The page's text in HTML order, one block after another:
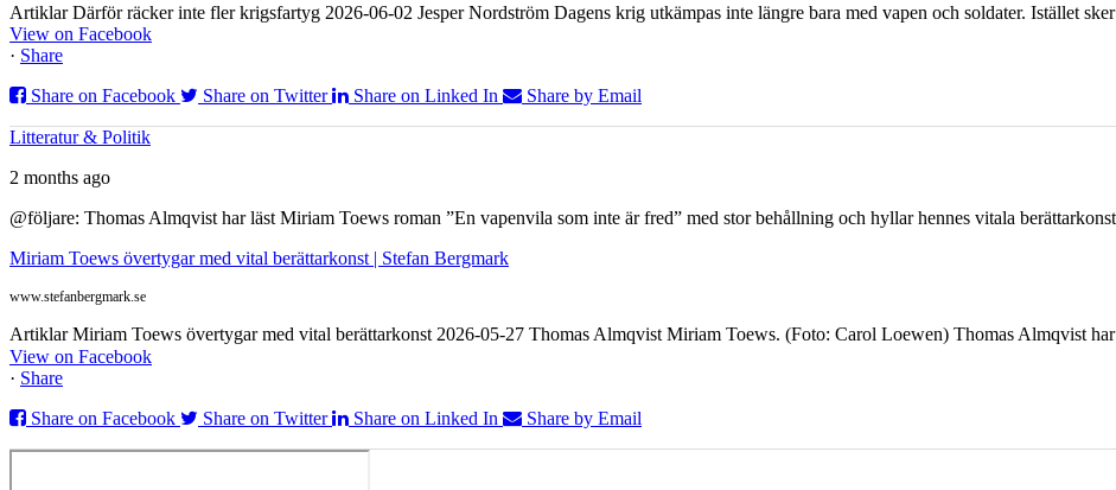
Artiklar Därför räcker inte fler krigsfartyg 2026-06-02 Jesper Nordström Dagens krig utkämpas inte längre bara med vapen och soldater. Istället
View on Facebook
· Share
Share on Facebook
Share on Twitter Share on Linked In Share by Email
Litteratur & Politik
2 months ago
@följare: Thomas Almqvist har läst Miriam Toews roman ”En vapenvila som inte är fred” med stor behållning och hyllar hennes vitala
Miriam Toews övertygar med vital berättarkonst | Stefan Bergmark
www.stefanbergmark.se
Artiklar Miriam Toews övertygar med vital berättarkonst 2026-05-27 Thomas Almqvist Miriam Toews. (Foto: Carol Loewen) Thomas Almqvist
View on Facebook
· Share
Share on Facebook
Share on Twitter Share on Linked In Share by Email